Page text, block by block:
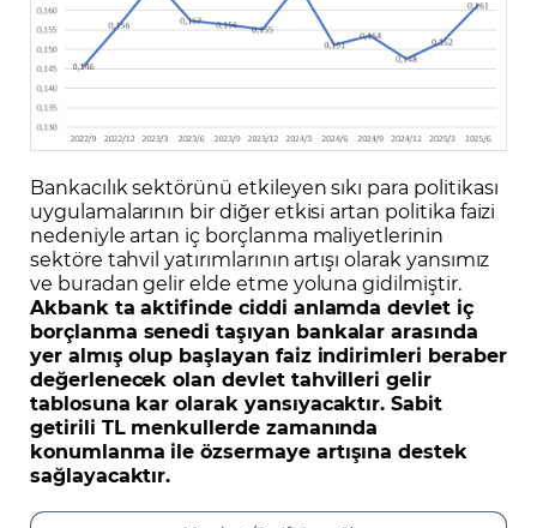
Bankacılık sektörünü etkileyen sıkı para politikası
uygulamalarının bir diğer etkisi artan politika faizi
nedeniyle artan iç borçlanma maliyetlerinin
sektöre tahvil yatırımlarının artışı olarak yansımız
ve buradan gelir elde etme yoluna gidilmiştir.
Akbank ta aktifinde ciddi anlamda devlet iç
borçlanma senedi taşıyan bankalar arasında
yer almış olup başlayan faiz indirimleri beraber
değerlenecek olan devlet tahvilleri gelir
tablosuna kar olarak yansıyacaktır. Sabit
getirili TL menkullerde zamanında
konumlanma ile özsermaye artışına destek
sağlayacaktır.